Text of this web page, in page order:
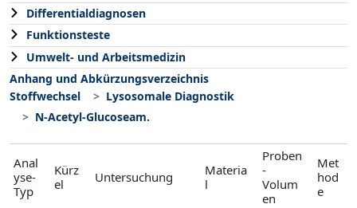
Differentialdiagnosen
Funktionsteste
Umwelt- und Arbeitsmedizin
Anhang und Abkürzungsverzeichnis
Stoffwechsel
Lysosomale Diagnostik
N-Acetyl-Glucoseam.
Anal
yse-
Typ
Kürz
el
Untersuchung
Materia
l
Proben
-
Volum
en
Met
hod
e